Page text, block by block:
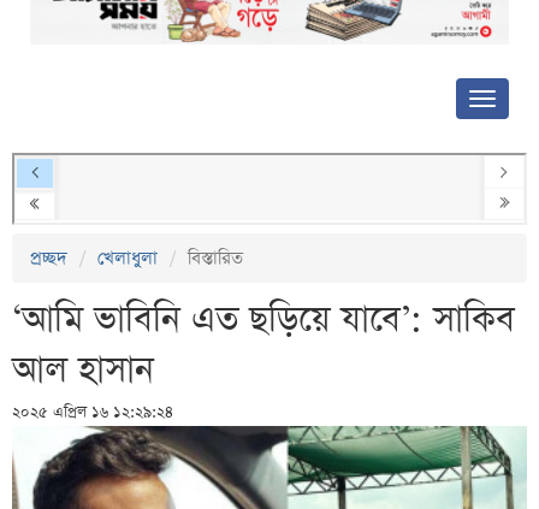
প্রচ্ছদ খেলাধুলা বিস্তারিত
‘আমি ভাবিনি এত ছড়িয়ে যাবে’: সাকিব
আল হাসান
২০২৫ এপ্রিল ১৬ ১২:২৯:২৪